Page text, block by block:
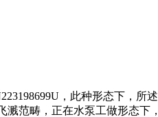
，此种形态下，所
范畴，正在水泵工做形态